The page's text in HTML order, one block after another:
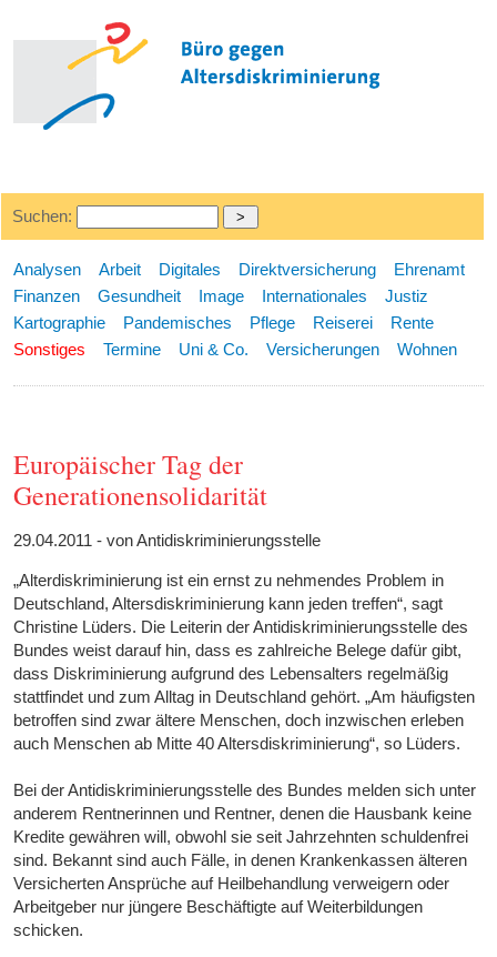
Suchen:
Analysen Arbeit Digitales Direktversicherung
Ehrenamt
Finanzen
Gesundheit Image Internationales
Justiz
Kartographie
Pandemisches Pflege Reiserei
Rente
Sonstiges
Termine Uni & Co. Versicherungen Wohnen
Europäischer Tag der
Generationensolidarität
29.04.2011 - von Antidiskriminierungsstelle
„Alterdiskriminierung ist ein ernst zu nehmendes Problem in
Deutschland, Altersdiskriminierung kann jeden treffen“, sagt
Christine Lüders. Die Leiterin der Antidiskriminierungsstelle des
Bundes weist darauf hin, dass es zahlreiche Belege dafür gibt,
dass Diskriminierung aufgrund des Lebensalters regelmäßig
stattfindet und zum Alltag in Deutschland gehört. „Am häufigsten
betroffen sind zwar ältere Menschen, doch inzwischen erleben
auch Menschen ab Mitte 40 Altersdiskriminierung“, so Lüders.
Bei der Antidiskriminierungsstelle des Bundes melden sich unter
anderem Rentnerinnen und Rentner, denen die Hausbank keine
Kredite gewähren will, obwohl sie seit Jahrzehnten schuldenfrei
sind. Bekannt sind auch Fälle, in denen Krankenkassen älteren
Versicherten Ansprüche auf Heilbehandlung verweigern oder
Arbeitgeber nur jüngere Beschäftigte auf Weiterbildungen
schicken.